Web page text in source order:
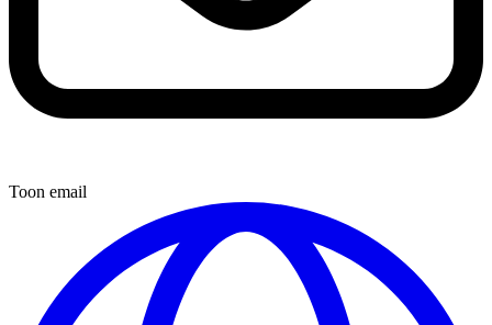
Toon email